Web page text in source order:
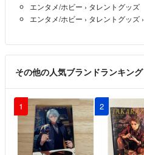
エンタメ/ホビー › タレントグッズ
エンタメ/ホビー › タレントグッズ ›
その他の人気ブランドランキング
1 2